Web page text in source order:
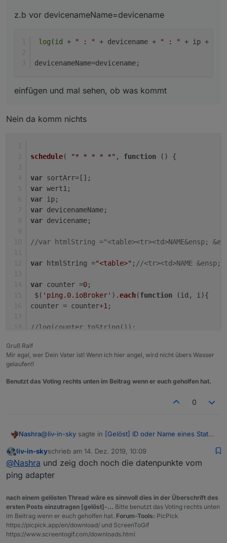
z.b vor devicenameName=devicename
log (id + " : " + devicename + " : " + ip +
devicenameName=devicename;
einfügen und mal sehen, ob was kommt
Nein da komm nichts
schedule( "* * * * *" , function ( ) {
var sortArr=[];
var wert1;
var ip;
var devicenameName;
var devicename;
//var htmlString ="<table><tr><td>NAME&ensp;
var htmlString ="<table>" ; //<tr><td>NAME
var counter =0;
$( 'ping.0.ioBroker' ).each(function ( id, i ){
counter = counter+1 ;
//log(counter.toString());
devicename =
/ping.0.ioBroker)./g ""
log(id + " : " + devicename + " : " + ip + "
devicenameName=devicename;
devicename="Netzwerk.Gerät"+counter.toString
createState
devicename="Netzwerk.Gerät"+counter.toString()+
setStateDelayed(devicename, ip, 800);
createState(devicename, 'empty' , { name
getState
Gruß Ralf
Mir egal, wer Dein Vater ist! Wenn ich hier angel, wird nicht übers Wasser
gelaufen!!
Benutzt das Voting rechts unten im Beitrag wenn er euch geholfen hat.
0
Nashra@liv-in-sky sagte in [Gelöst] ID oder Name eines State
@Nashra
z.b vor devicenameName=devicename
log(id + " : " + devicename + " : " + ip +
Nein da komm nichts
schedule( "* * * * *", function () {
var sortArr=[];
var wert1;
Offline
liv-in-skyschrieb am 14. Dez. 2019, 10:09
zuletzt editiert von
@Nashra und zeig doch noch die datenpunkte vom
ping adapter
nach einem gelösten Thread wäre es sinnvoll dies in der Überschrift des
ersten Posts einzutragen [gelöst]-... Bitte benutzt das Voting rechts unten
im Beitrag wenn er euch geholfen hat. Forum-Tools: PicPick
https://picpick.app/en/download/ und ScreenToGif
https://www.screentogif.com/downloads.html